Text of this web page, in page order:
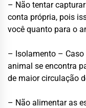
– Não tentar
conta própria, pois
você quanto para o
– Isolamento –
animal se encontra
de maior circulação
– Não alimentar as